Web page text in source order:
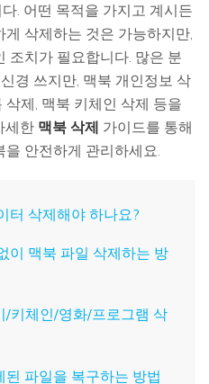
. 어떤 목적을 가지고 계시든
삭제하는 것은 가능하지만,
조치가 필요합니다. 많은 분
경 쓰지만, 맥북 개인정보 삭
제, 맥북 키체인 삭제 등을
세한 맥북 삭제 가이드를 통해
안전하게 관리하세요.
터 삭제해야 하나요?
이 맥북 파일 삭제하는 방
/키체인/영화/프로그램 삭
된 파일을 복구하는 방법